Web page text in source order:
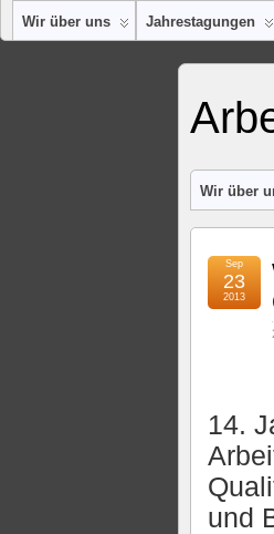
Wir über uns Jahrestagungen
Wir über
Sep
23
2013
14.
und